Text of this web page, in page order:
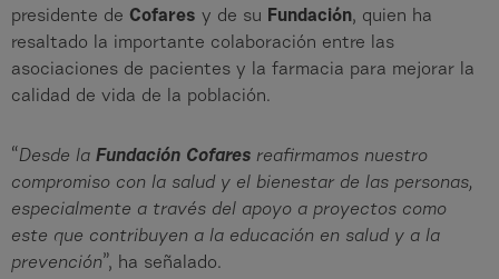
presidente de Cofares y de su Fundación, quien ha
resaltado la importante colaboración entre las
asociaciones de pacientes y la farmacia para mejorar la
calidad de vida de la población.
“Desde la Fundación Cofares reafirmamos nuestro
compromiso con la salud y el bienestar de las personas,
especialmente a través del apoyo a proyectos como
este que contribuyen a la educación en salud y a la
prevención”, ha señalado.